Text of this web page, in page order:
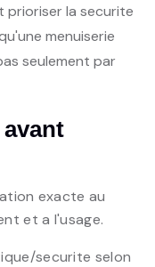
prioriser la securite
menuiserie
seulement par
exacte au
et a l'usage.
securite selon